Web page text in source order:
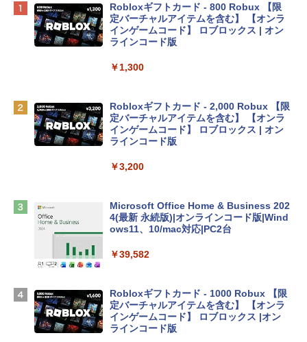
Apple 2026 MacBook Neo A18 Proチッ
プ搭載13インチノートブック：AIとAppl
e Intelligence、Liquid Retinaディスプ
レイ、8GBメモリ、512GB SSD、1080p
ィゴ + 3年延長 AppleCare+ for 13インチ
￥162,598
tomtoc 360°保護 15.6 16インチ パソコ
book Lenovo対応
Apple 2026 MacBook Air M5チップ搭載
igence、13.6インチLiquid Retinaディ
ラ、Touch ID - ミッドナイト + 3年延長
AppleCare+ for 13インチMacBook Air
(M5)|ダウンロード版
￥347,600
Robloxギフトカード - 800 Robux 【限
定バーチャルアイテムを含む】 【オンラ
インゲームコード】 ロブロックス | オン
ラインコード版
￥1,300
Robloxギフトカード - 2,000 Robux 【限
定バーチャルアイテムを含む】 【オンラ
インゲームコード】 ロブロックス | オン
ラインコード版
￥3,200
Microsoft Office Home & Business 202
4(最新 永続版)|オンラインコード版|Wind
ows11、10/mac対応|PC2台
￥39,582
Robloxギフトカード - 1000 Robux 【限
定バーチャルアイテムを含む】 【オンラ
インゲームコード】 ロブロックス |オン
ラインコード版